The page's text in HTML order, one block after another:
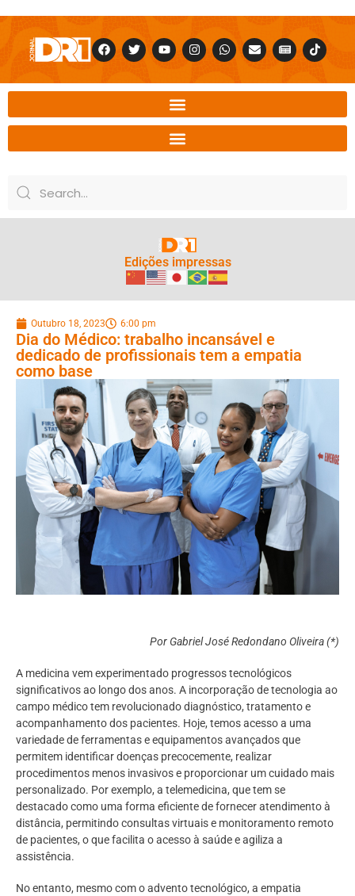
Edições impressas
Outubro 18, 2023 6:00 pm
Dia do Médico: trabalho incansável e
dedicado de profissionais tem a empatia
como base
Por Gabriel José Redondano Oliveira(*)
A medicina vem experimentado progressos tecnológicos
significativos ao longo dos anos. A incorporação de tecnologia ao
campo médico tem revolucionado diagnóstico, tratamento e
acompanhamento dos pacientes. Hoje, temos acesso a uma
variedade de ferramentas e equipamentos avançados que
permitem identificar doenças precocemente, realizar
procedimentos menos invasivos e proporcionar um cuidado mais
personalizado. Por exemplo, a telemedicina, que tem se
destacado como uma forma eficiente de fornecer atendimento à
distância, permitindo consultas virtuais e monitoramento remoto
de pacientes, o que facilita o acesso à saúde e agiliza a
assistência.
No entanto, mesmo com o advento tecnológico, a empatia